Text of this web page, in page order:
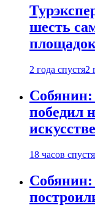
шесть
2 года спустя2
победил
18 часов спустя
Собянин: